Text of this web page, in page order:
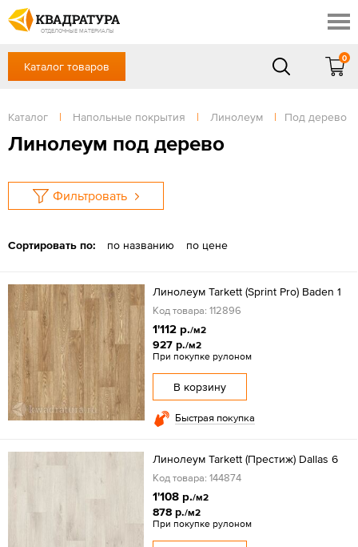
ОТДЕЛОЧНЫЕ МАТЕРИАЛЫ
Скидки
Контакты
Доставка и оплата
Готовые решения
Отзывы
+7 (863) 303-36-23
Сб, Вс — выходной
ЗАКАЗАТЬ ЗВОНОК
Каталог товаров
0
Каталог | Напольные покрытия | Линолеум | Под дерево
Линолеум под дерево
Фильтровать
Сортировать по: по названию по цене
Линолеум Tarkett (Sprint Pro) Baden 1
Код товара: 112896
1'112 р./м2
927 р./м2
При покупке рулоном
В корзину
Быстрая покупка
Линолеум Tarkett (Престиж) Dallas 6
Код товара: 144874
1'108 р./м2
878 р./м2
При покупке рулоном